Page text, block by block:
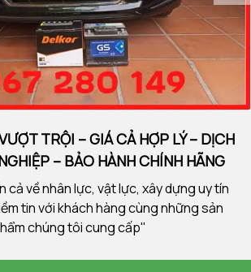
TRỘI – GIÁ CẢ HỢP LÝ – DỊCH
– BẢO HÀNH CHÍNH HÃNG
cả về nhân lực, vật lực, xây dựng uy tín
tin với khách hàng cùng những sản
chúng tôi cung cấp"